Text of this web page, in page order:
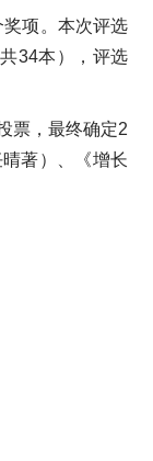
奖项。本次评选
34本），评选
票，最终确定2
著）、《增长